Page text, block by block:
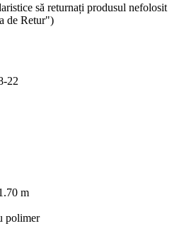
să returnați produsul nefolosit
de Retur")
22
m
polimer